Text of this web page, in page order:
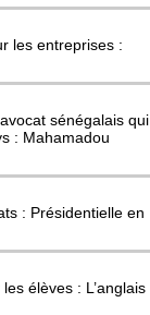
les entreprises :
sénégalais qui
: Mahamadou
: Présidentielle en
élèves : L’anglais